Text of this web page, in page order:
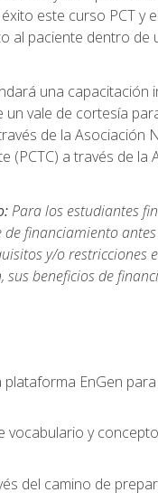
este curso PCT
al paciente dentro
una capacitación
vale de cortesía
de la
(PCTC) a través de
Para los estudiantes
de financiamiento
y/o restricciones
beneficios de
EnGen
vocabulario y
del camino de